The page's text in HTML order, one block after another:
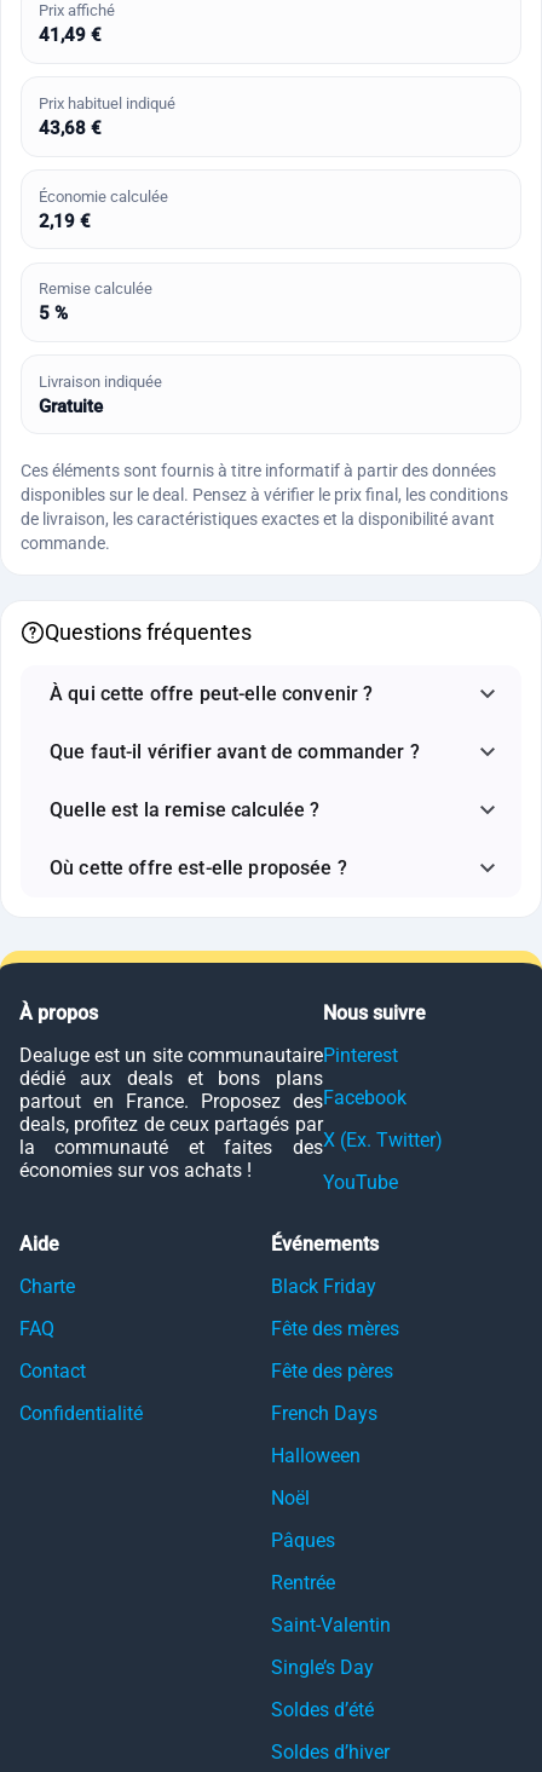
Prix affiché
41,49 €
Prix habituel indiqué
43,68 €
Économie calculée
2,19 €
Remise calculée
5 %
Livraison indiquée
Gratuite
Ces éléments sont fournis à titre informatif à partir des données
disponibles sur le deal. Pensez à vérifier le prix final, les conditions
de livraison, les caractéristiques exactes et la disponibilité avant
commande.
Questions fréquentes
À qui cette offre peut-elle convenir ?
Que faut-il vérifier avant de commander ?
Quelle est la remise calculée ?
Où cette offre est-elle proposée ?
À propos
Dealuge est un site communautaire
dédié aux deals et bons plans
partout en France. Proposez des
deals, profitez de ceux partagés par
la communauté et faites des
économies sur vos achats !
Nous suivre
Pinterest
Facebook
X (Ex. Twitter)
YouTube
Aide
Charte
FAQ
Contact
Confidentialité
Événements
Black Friday
Fête des mères
Fête des pères
French Days
Halloween
Noël
Pâques
Rentrée
Saint-Valentin
Single’s Day
Soldes d’été
Soldes d’hiver